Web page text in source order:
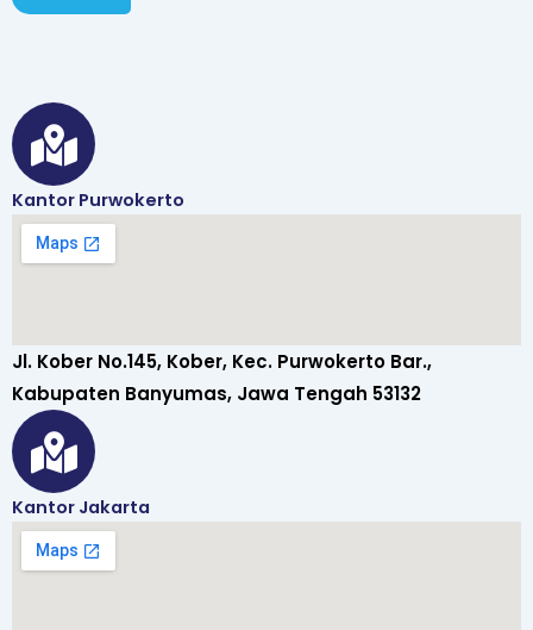
Kantor Purwokerto
Jl. Kober No.145, Kober, Kec. Purwokerto Bar.,
Kabupaten Banyumas, Jawa Tengah 53132
Kantor Jakarta